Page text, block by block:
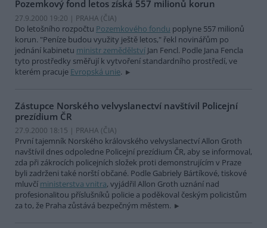
Pozemkový fond letos získá 557 milionů korun
27.9.2000 19:20 | PRAHA (ČIA)
Do letošního rozpočtu Pozemkového fondu poplyne 557 milionů
korun. "Peníze budou využity ještě letos," řekl novinářům po
jednání kabinetu ministr zemědělství Jan Fencl. Podle Jana Fencla
tyto prostředky směřují k vytvoření standardního prostředí, ve
kterém pracuje Evropská unie.
Zástupce Norského velvyslanectví navštívil Policejní
prezídium ČR
27.9.2000 18:15 | PRAHA (ČIA)
První tajemník Norského královského velvyslanectví Allon Groth
navštívil dnes odpoledne Policejní prezídium ČR, aby se informoval,
zda při zákrocích policejních složek proti demonstrujícím v Praze
byli zadrženi také norští občané. Podle Gabriely Bártíkové, tiskové
mluvčí ministerstva vnitra, vyjádřil Allon Groth uznání nad
profesionalitou příslušníků policie a poděkoval českým policistům
za to, že Praha zůstává bezpečným městem.